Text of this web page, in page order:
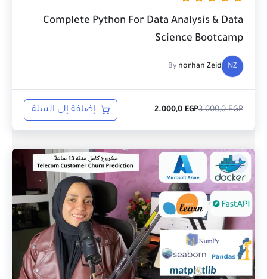
Complete Python For Data Analysis & Data
Science Bootcamp
NZ
By norhan Zeid
3.000,0EGP
2.000,0 EGP إضافة إلى السلة
السعر
الأصلي
هو:
السعر
الحالي
هو: